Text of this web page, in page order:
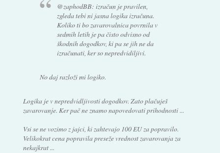
@zaphodBB: izračun je pravilen,
zgleda tebi ni jasna logika izračuna.
Koliko ti bo zavarovalnica povrnila v
sedmih letih je pa čisto odvisno od
škodnih dogodkov, ki pa se jih ne da
izračunati, ker so nepredvidiljivi.
No daj razloži mi logiko.
Logika je v nepredvidljivosti dogodkov. Zato plačuješ
zavarovanje. Ker pač ne znamo napovedovati prihodnosti ...
Vsi se ne vozimo z jajci, ki zahtevajo 100 EU za popravilo.
Velikokrat cena popravila preseže vrednost zavarovanja za
nekajkrat ...